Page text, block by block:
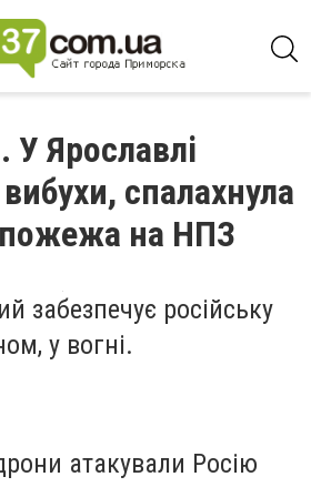
Ярославлі
спалахнула
на НПЗ
забезпечує російську
у вогні.
атакували Росію